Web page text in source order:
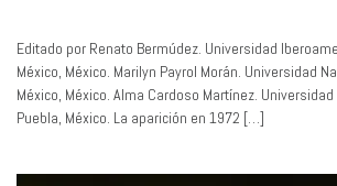
Editado por Renato Bermúdez. Universidad
México, México. Marilyn Payrol Morán. Universidad
México, México. Alma Cardoso Martínez.
Puebla, México. La aparición en 1972 […]